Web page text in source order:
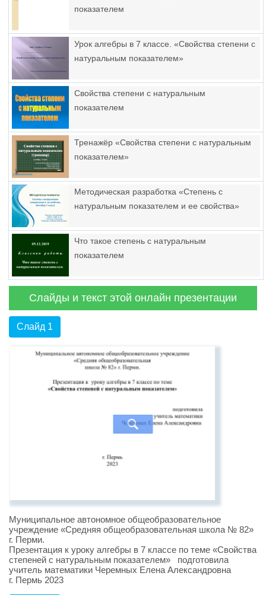
показателем
Урок алгебры в 7 классе. «Свойства степени с
натуральным показателем»
Свойства степени с натуральным
показателем
Тренажёр «Свойства степени с натуральным
показателем»
Методическая разработка «Степень с
натуральным показателем и ее свойства»
Что такое степень с натуральным
показателем
Слайды и текст этой онлайн презентации
Слайд 1
Муниципальное автономное общеобразовательное
учреждение «Средняя общеобразовательная школа № 82»
г. Перми.
Презентация к уроку алгебры в 7 классе по теме «Свойства
степеней с натуральным показателем» подготовила
учитель математики Черемных Елена Александровна
г. Пермь 2023